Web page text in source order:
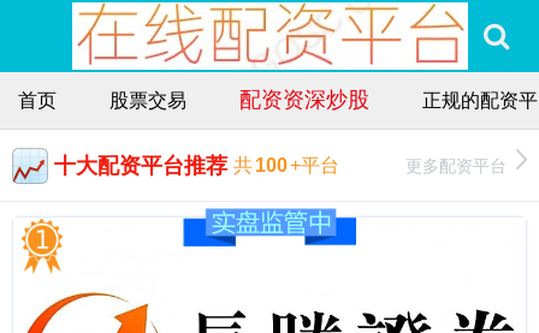
首页 股票交易 配资资深炒股 正规的配资
十大配资平台推荐 共100+平台 更多配资平台